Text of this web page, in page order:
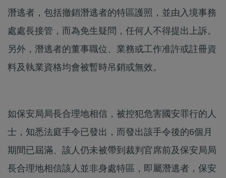
潛逃者，包括撤銷潛逃者的特區護照，並由入境事務
處處長接管，而為免生疑問，任何人不得提出上訴。
另外，潛逃者的董事職位、業務或工作准許或註冊資
料及執業資格均會被暫時吊銷或無效。
如保安局局長合理地相信，被控犯危害國安罪行的人
士，知悉法庭手令已發出，而發出該手令後的6個月
期間已屆滿、該人仍未被帶到裁判官席前及保安局局
長合理地相信該人並非身處特區，即屬潛逃者，保安